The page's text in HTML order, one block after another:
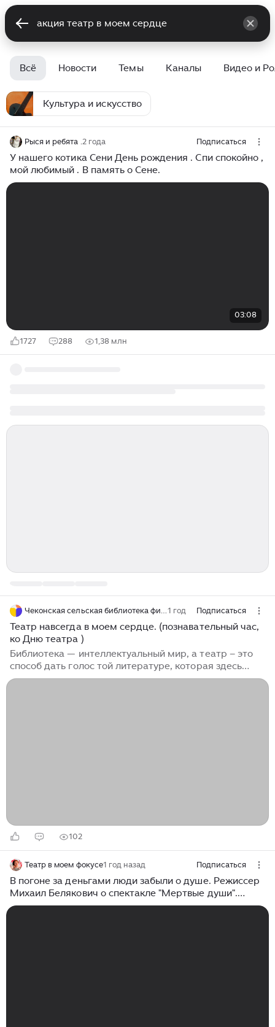
Всё Новости Темы Каналы Видео и
Культура и искусство
Рыся и ребята .2 года Подписаться
У нашего котика Сени День рождения . Спи спокойно ,
мой любимый . В память о Сене.
03:08
1727 288 1,38 млн
1 год Подписаться
Театр навсегда в моем сердце. (познавательный час,
ко Дню театра )
Библиотека — интеллектуальный мир, а театр – это
способ дать голос той литературе, которая здесь
собрана. Театр – это особый мир, мир сказки,
102
Театр в моем фокусе1 год назад Подписаться
В погоне за деньгами люди забыли о душе. Режиссер
Михаил Белякович о спектакле "Мертвые души".
театр на Юго-Западе. 23.01.2025